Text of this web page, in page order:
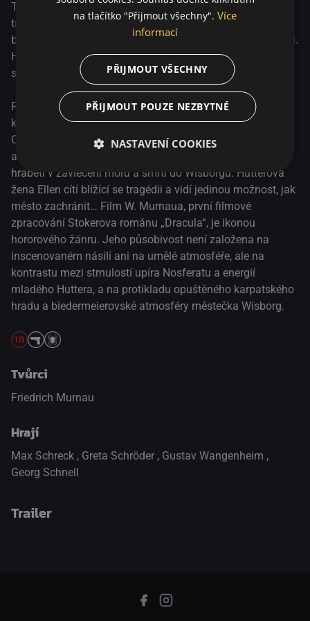
atmosféře, ale na kontrastu mezi strnulostí upíra Nosferatu
a energií mladého Huttera, a na protikladu opuštěného
karpatského hradu a biedermeierovské atmosféry
městečka Wisborg.
Thomase Huttera do svého odlehlého hradu v
transylvánských horách. Orlok, který plánuje koupit dům
blízko Huttera a jeho ženy Ellen, odhalí svou upíří podstatu.
Hutter se pokouší uniknout a zachránit Ellen před
smrtelným nebezpečím.
Realitní makléř Hutter cestuje z Wisborgu do Transylvánie,
kde nevědomky prodá nemovitost zlověstnému hraběti
Orlokovi. Když se probudí se stopami po kousnutí na krku
a pozná Orlokovu pravou identitu, nemůže Hutter zabránit
hraběti v zavlečení moru a smrti do Wisborgu. Hutterova
žena Ellen cítí blížící se tragédii a vidí jedinou možnost, jak
město zachránit… Film W. Murnaua, první filmové
zpracování Stokerova románu „Dracula“, je ikonou
hororového žánru. Jeho působivost není založena na
inscenovaném násilí ani na umělé atmosféře, ale na
kontrastu mezi strnulostí upíra Nosferatu a energií
mladého Huttera, a na protikladu opuštěného karpatského
hradu a biedermeierovské atmosféry městečka Wisborg.
Tvůrci
Friedrich Murnau
Hrají
Max Schreck , Greta Schröder , Gustav Wangenheim ,
Georg Schnell
Trailer
přepnout na HTML5 přehrávač
na tlačítko "Přijmout všechny". Více
informací
PŘIJMOUT VŠECHNY
PŘIJMOUT POUZE NEZBYTNÉ
NASTAVENÍ COOKIES